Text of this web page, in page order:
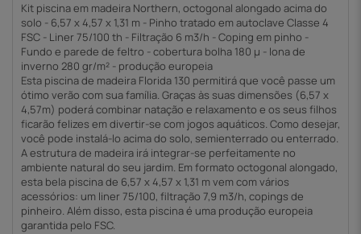
Kit piscina em madeira Northern, octogonal alongado acima do
solo - 6,57 x 4,57 x 1,31 m - Pinho tratado em autoclave Classe 4
FSC - Liner 75/100 th - Filtração 6 m3/h - Coping em pinho -
Fundo e parede de feltro - cobertura bolha 180 µ - lona de
inverno 280 gr/m² - produção europeia
Esta piscina de madeira Florida 130 permitirá que você passe um
ótimo verão com sua família. Graças às suas dimensões (6,57 x
4,57m) poderá combinar natação e relaxamento e os seus filhos
ficarão felizes em divertir-se com jogos aquáticos. Como desejar,
você pode instalá-lo acima do solo, semienterrado ou enterrado.
A estrutura de madeira irá integrar-se perfeitamente no
ambiente natural do seu jardim. Em formato octogonal alongado,
esta bela piscina de 6,57 x 4,57 x 1,31 m vem com vários
acessórios: um liner 75/100, filtração 7,9 m3/h, copings de
pinheiro. Além disso, esta piscina é uma produção europeia
garantida pelo FSC.